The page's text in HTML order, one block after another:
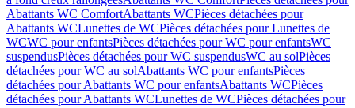
Abattants WC ComfortAbattants WCPièces détachées pour
Abattants WCLunettes de WCPièces détachées pour Lunettes de
WCWC pour enfantsPièces détachées pour WC pour enfantsWC
suspendusPièces détachées pour WC suspendusWC au solPièces
détachées pour WC au solAbattants WC pour enfantsPièces
détachées pour Abattants WC pour enfantsAbattants WCPièces
détachées pour Abattants WCLunettes de WCPièces détachées pour